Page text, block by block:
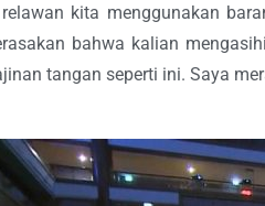
kita menggunakan
bahwa kalian
tangan seperti ini. Saya